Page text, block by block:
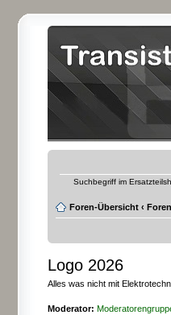
Suchbegriff im
Foren-Übersicht ‹
Logo 2026
Alles was nicht mit
Moderator: